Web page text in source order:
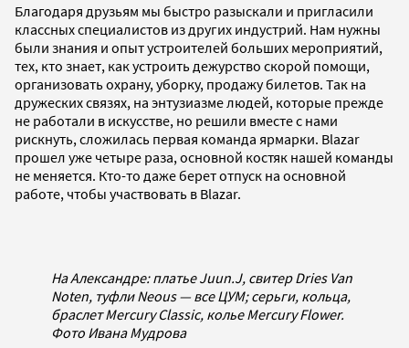
Благодаря друзьям мы быстро разыскали и пригласили
классных специалистов из других индустрий. Нам нужны
были знания и опыт устроителей больших мероприятий,
тех, кто знает, как устроить дежурство скорой помощи,
организовать охрану, уборку, продажу билетов. Так на
дружеских связях, на энтузиазме людей, которые прежде
не работали в искусстве, но решили вместе с нами
рискнуть, сложилась первая команда ярмарки. Blazar
прошел уже четыре раза, основной костяк нашей команды
не меняется. Кто-то даже берет отпуск на основной
работе, чтобы участвовать в Blazar.
На Александре: платье Juun.J, свитер Dries Van
Noten, туфли Neous — все ЦУМ; серьги, кольца,
браслет Mercury Classic, колье Mercury Flower.
Фото Ивана Мудрова